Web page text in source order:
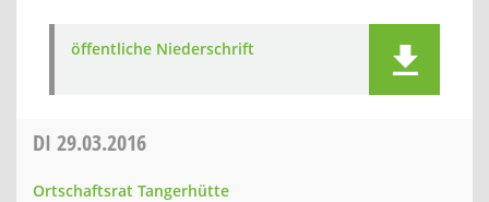
öffentliche Niederschrift
DI 29.03.2016
Ortschaftsrat Tangerhütte